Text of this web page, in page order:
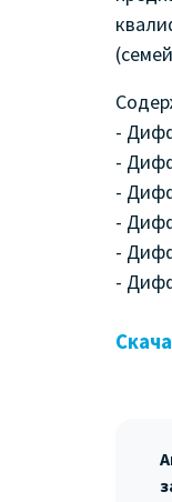
-
-
-
-
-
-